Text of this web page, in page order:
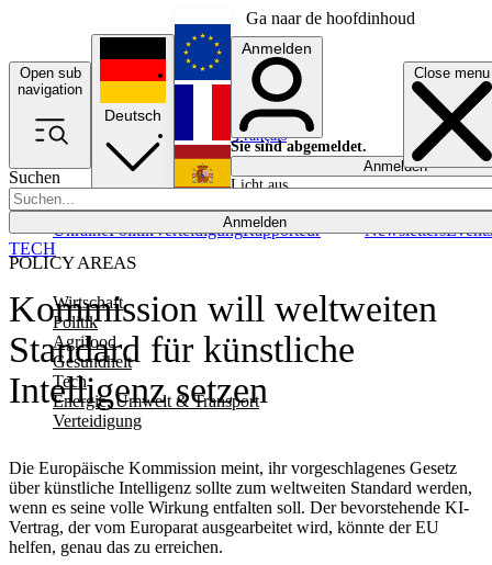
Ga naar de hoofdinhoud
Open sub
navigation
Close menu
Suchen
Anmelden
POLICY AREAS
Wirtschaft
Politik
Agrifood
Gesundheit
Tech
Energie, Umwelt & Transport
Verteidigung
UkrainePolitikVerteidigungRapporteur NewslettersEvents
Deutsch
English
Français
Anmelden
Sie sind abgemeldet.
Anmelden
Licht aus
Kommission will weltweiten
Standard für künstliche
Intelligenz setzen
Die Europäische Kommission meint, ihr vorgeschlagenes Gesetz
über künstliche Intelligenz sollte zum weltweiten Standard werden,
wenn es seine volle Wirkung entfalten soll. Der bevorstehende KI-
Vertrag, der vom Europarat ausgearbeitet wird, könnte der EU
helfen, genau das zu erreichen.
TECH